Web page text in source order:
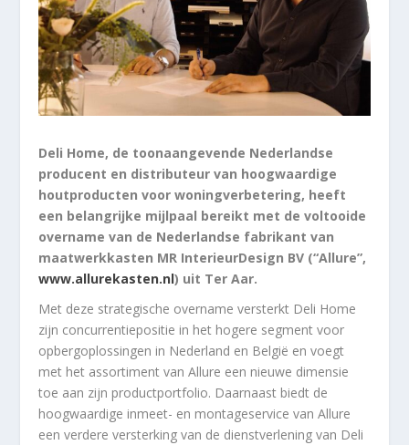
Deli Home, de toonaangevende Nederlandse
producent en distributeur van hoogwaardige
houtproducten voor woningverbetering, heeft
een belangrijke mijlpaal bereikt met de voltooide
overname van de Nederlandse fabrikant van
maatwerkkasten MR InterieurDesign BV (“Allure”,
www.allurekasten.nl) uit Ter Aar.
Met deze strategische overname versterkt Deli Home
zijn concurrentiepositie in het hogere segment voor
opbergoplossingen in Nederland en België en voegt
met het assortiment van Allure een nieuwe dimensie
toe aan zijn productportfolio. Daarnaast biedt de
hoogwaardige inmeet- en montageservice van Allure
een verdere versterking van de dienstverlening van Deli